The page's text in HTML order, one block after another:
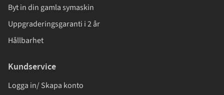
Byt in din gamla symaskin
Uppgraderingsgaranti i 2 år
Hållbarhet
Kundservice
Logga in/ Skapa konto